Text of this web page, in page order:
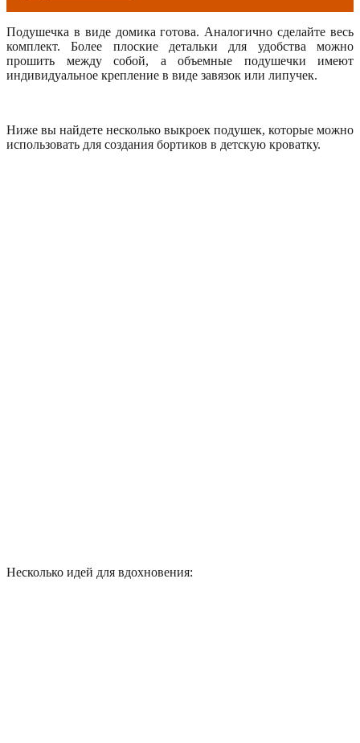
Подушечка в виде домика готова. Аналогично сделайте весь
комплект. Более плоские детальки для удобства можно
прошить между собой, а объемные подушечки имеют
индивидуальное крепление в виде завязок или липучек.
Ниже вы найдете несколько выкроек подушек, которые можно
использовать для создания бортиков в детскую кроватку.
Несколько идей для вдохновения: